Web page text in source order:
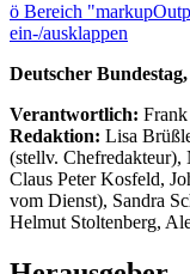
ö Bereich
ein-/ausklappen
Deutscher
Verantwortlich:
Redaktion: Lisa
(stellv. Chefredakteur),
Claus Peter Kosfeld,
vom Dienst), Sandra
Helmut Stoltenberg,